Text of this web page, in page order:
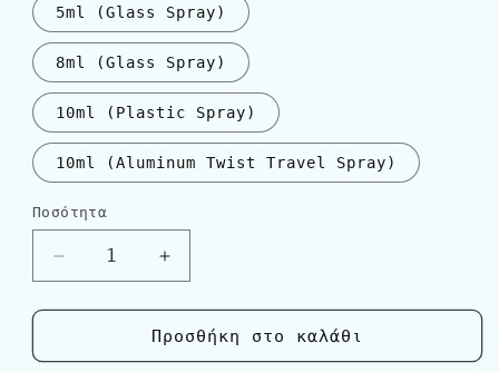
5ml (Glass Spray)
8ml (Glass Spray)
10ml (Plastic Spray)
10ml (Aluminum Twist Travel Spray)
Ποσότητα
Ποσότητα
Μείωση
ποσότητας
για
Ferragamo
Αύξηση
ποσότητας
για
Salvatore
Ferragamo
Προσθήκη στο καλάθι